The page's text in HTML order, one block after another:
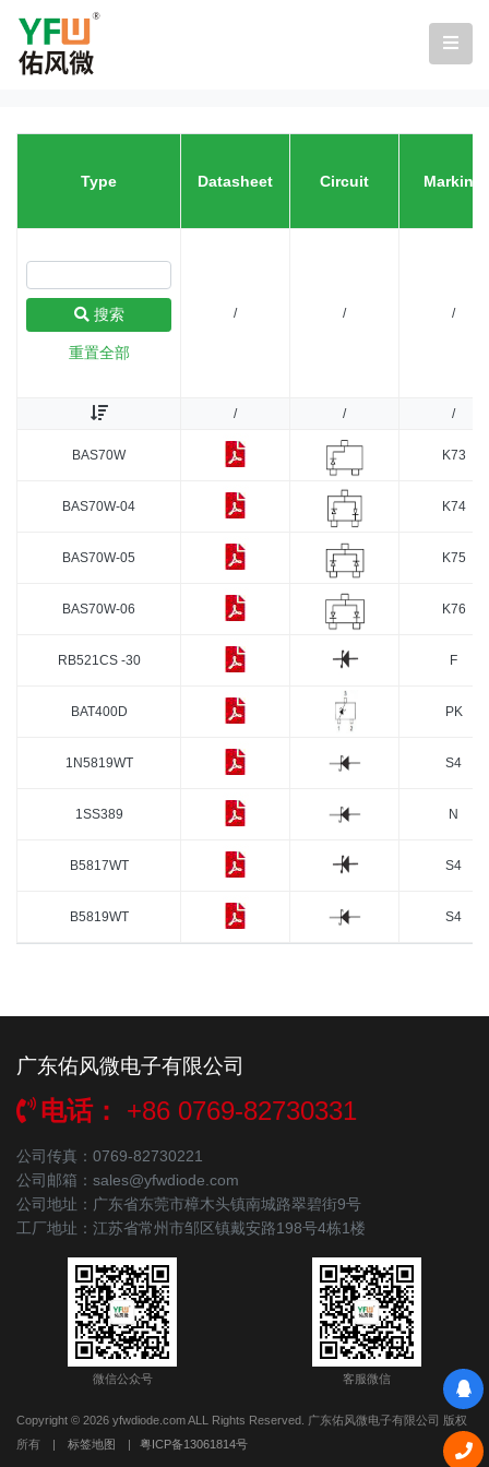
Type Datasheet Circuit Marking
搜索
重置全部
/ / /
/ / /
BAS70W K73
BAS70W-04 K74
BAS70W-05 K75
BAS70W-06 K76
RB521CS -30 F
BAT400D PK
1N5819WT S4
1SS389 N
B5817WT S4
B5819WT S4
BAT46X S9
BAT54X
BAT64X
RB520S-30
RB521S-30
RB751S-40
SD103AX
1N5819CS F
RB520CS-30 E
广东佑风微电子有限公司
电话： +86 0769-82730331
公司传真：0769-82730221
公司邮箱：sales@yfwdiode.com
公司地址：广东省东莞市樟木头镇南城路翠碧街9号
工厂地址：江苏省常州市邹区镇戴安路198号4栋1楼
微信公众号 客服微信
Copyright © 2026 yfwdiode.com ALL Rights Reserved. 广东佑风微电子有限公司 版权
所有
| 标签地图 | 粤ICP备13061814号